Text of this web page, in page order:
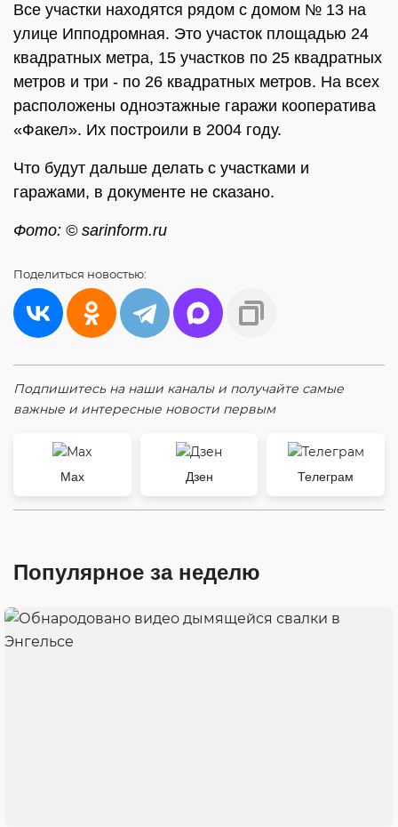
Все участки находятся рядом с домом № 13 на
улице Ипподромная. Это участок площадью 24
квадратных метра, 15 участков по 25 квадратных
метров и три - по 26 квадратных метров. На всех
расположены одноэтажные гаражи кооператива
«Факел». Их построили в 2004 году.
Что будут дальше делать с участками и
гаражами, в документе не сказано.
Фото: © sarinform.ru
Поделиться новостью:
Подпишитесь на наши каналы и получайте самые
важные и интересные новости первым
Max Дзен Телеграм
Популярное за неделю